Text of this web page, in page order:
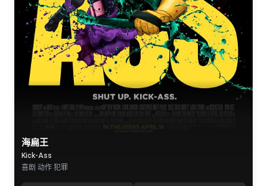
海扁王
Kick-Ass
喜剧 动作 犯罪